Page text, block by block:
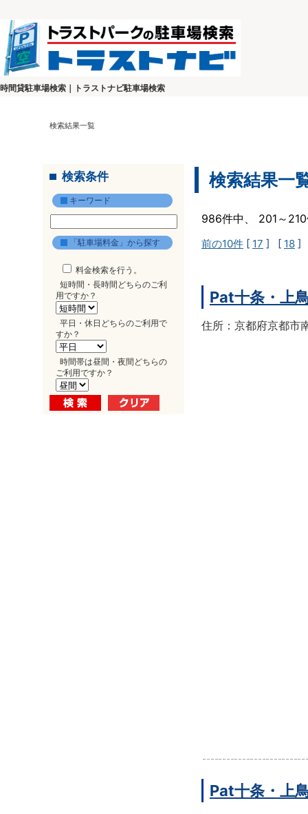
時間貸駐車場検索｜トラストナビ駐車場検索
検索結果一覧
検索条件
キーワード
「駐車場料金」から探す
料金検索を行う。
短時間・長時間どちらのご利
用ですか？
平日・休日どちらのご利用で
すか？
時間帯は昼間・夜間どちらの
ご利用ですか？
検索結果一
986件中、 201～
前の10件 [ 17 ] [ 18 ]
Pat十条・上
住所：京都府京都市
Pat十条・上